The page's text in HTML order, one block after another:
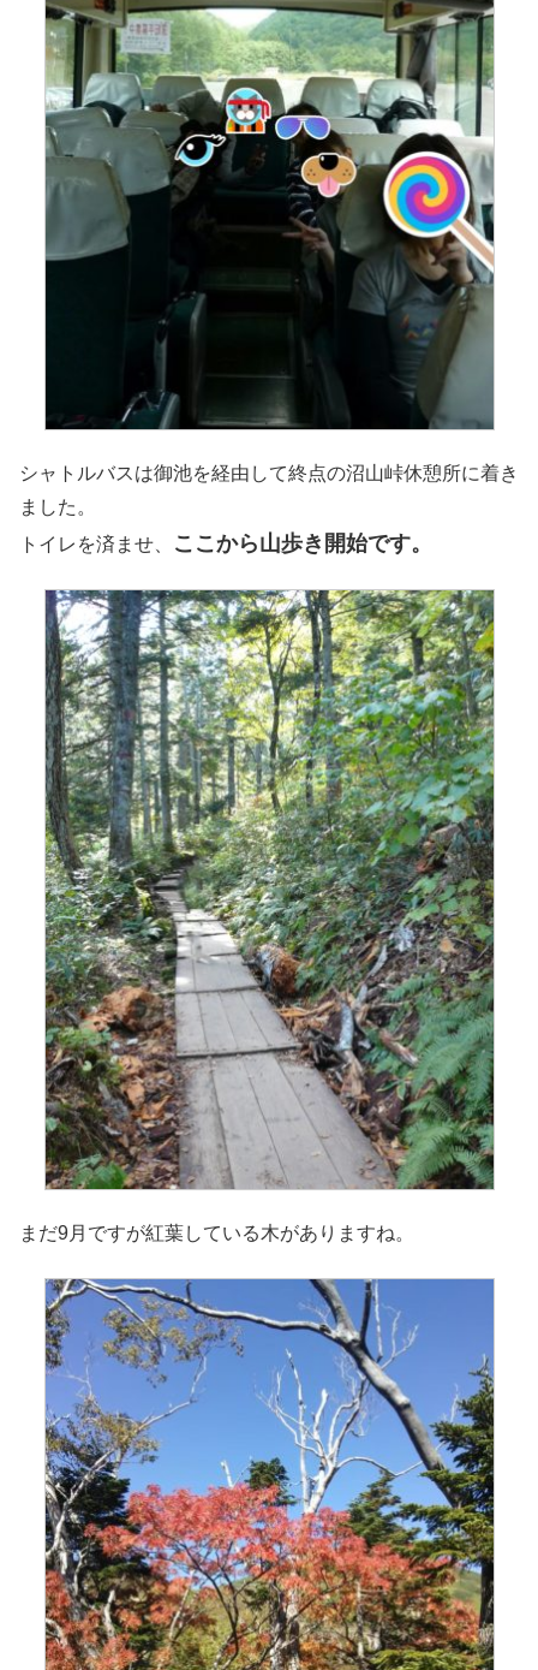
シャトルバスは御池を経由して終点の沼山峠休憩所に着き
ました。
トイレを済ませ、
ここから山歩き開始です。
まだ9月ですが紅葉している木がありますね。